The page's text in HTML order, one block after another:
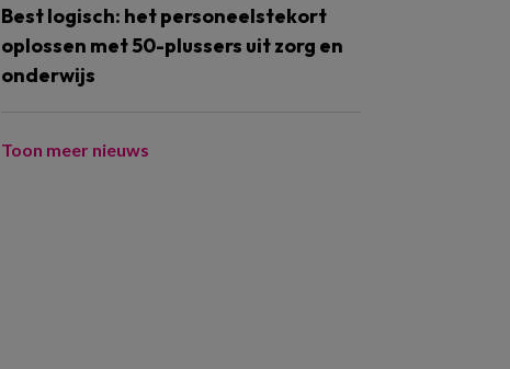
Best logisch: het personeelstekort
oplossen met 50-plussers uit zorg en
onderwijs
Toon meer nieuws